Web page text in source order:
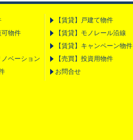
可物件
ノベーション
【賃貸】戸建て物件
【賃貸】モノレール沿線
【賃貸】キャンペーン物件
【売買】投資用物件
お問合せ